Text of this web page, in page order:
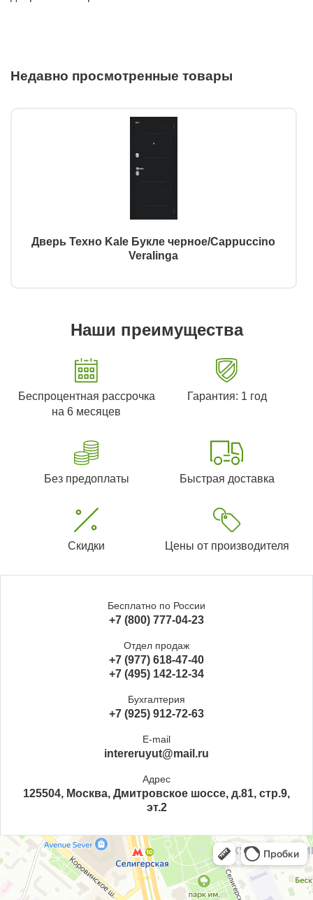
Недавно просмотренные товары
Дверь Техно Kale Букле черное/Cappuccino
Veralinga
Наши преимущества
Беспроцентная рассрочка
на 6 месяцев
Гарантия: 1 год
Без предоплаты Быстрая доставка
Скидки Цены от производителя
Бесплатно по России
+7 (800) 777-04-23
Отдел продаж
+7 (977) 618-47-40
+7 (495) 142-12-34
Бухгалтерия
+7 (925) 912-72-63
E-mail
intereruyut@mail.ru
Адрес
125504, Москва, Дмитровское шоссе, д.81, стр.9,
эт.2